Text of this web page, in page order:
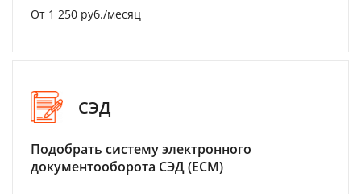
От 1 250 руб./месяц
СЭД
Подобрать систему электронного
документооборота СЭД (ECM)